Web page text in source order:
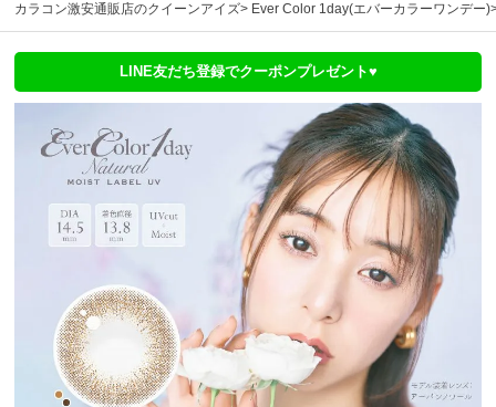
カラコン激安通販店のクイーンアイズ Ever Color 1day(エバーカラーワンデー)
LINE友だち登録でクーポンプレゼント♥